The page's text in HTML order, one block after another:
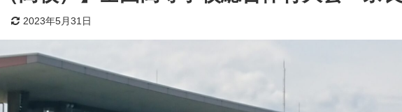
2023年5月31日